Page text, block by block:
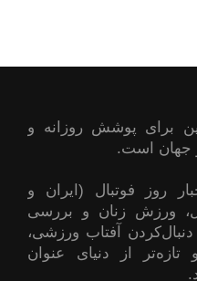
برای پوشش روزانه و
است.
روز فوتبال (ایران و
ورزش زنان و بررسی
آفتاب ورزشی،
از دنیای عنوان